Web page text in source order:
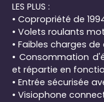
LES PLUS :
•️ Copropriété de
•️ Volets roulants
•️ Faibles charges
• Consommation
et répartie en
• Entrée sécurisée
•️ Visiophone